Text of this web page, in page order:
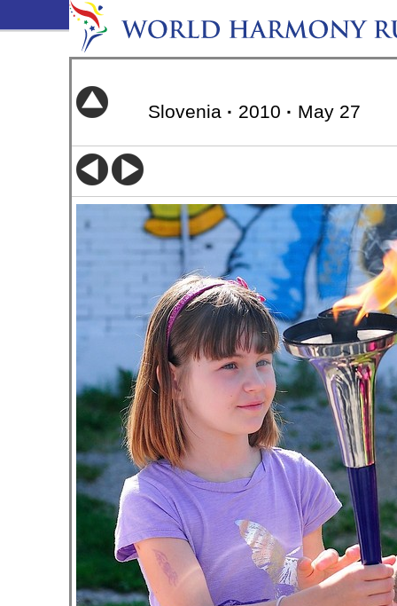
Slovenia · 2010 · May 27